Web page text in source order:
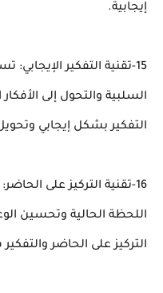
إيجابية.
15-تقنية التفكير الإيجابي:
السلبية والتحول إلى
التفكير بشكل إيجابي وتحويل
16-تقنية التركيز على
اللحظة الحالية وتحسين
التركيز على الحاضر